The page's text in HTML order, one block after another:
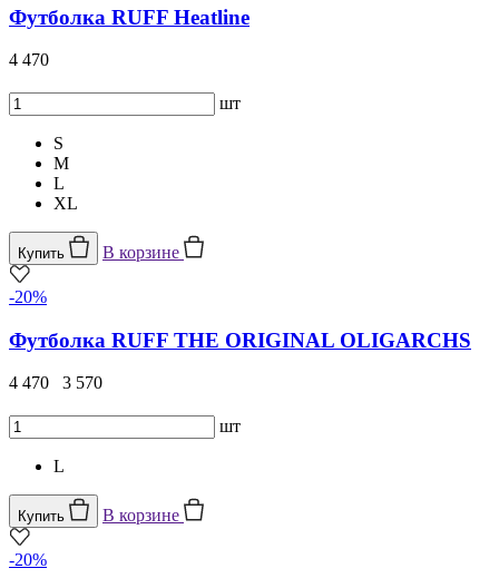
Футболка RUFF Heatline
4 470
шт
S
M
L
XL
Купить В корзине
-20%
Футболка RUFF THE ORIGINAL OLIGARCHS
4 470 3 570
шт
L
Купить В корзине
-20%